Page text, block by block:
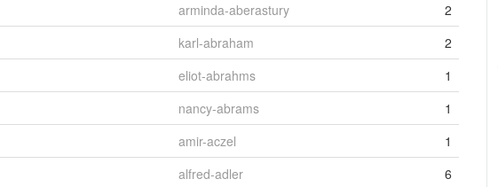
arminda-aberastury
2
karl-abraham
2
eliot-abrahms
1
nancy-abrams
1
amir-aczel
1
alfred-adler
6